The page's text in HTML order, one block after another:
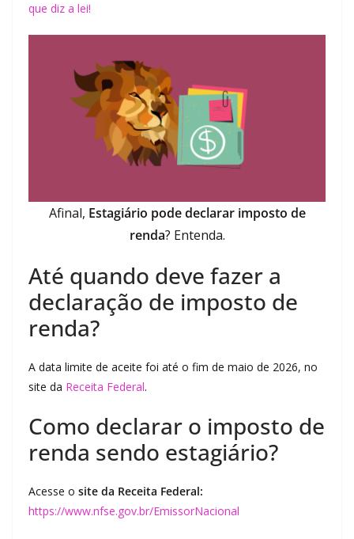
que diz a lei!
Afinal, Estagiário pode declarar imposto de
renda? Entenda.
Até quando deve fazer a
declaração de imposto de
renda?
A data limite de aceite foi até o fim de maio de 2026, no
site da Receita Federal.
Como declarar o imposto de
renda sendo estagiário?
Acesse o site da Receita Federal:
https://www.nfse.gov.br/EmissorNacional